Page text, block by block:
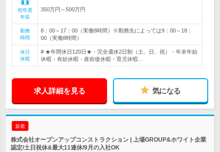
初年度
年収
350万円～500万円
勤務
時間
8：00～17：00（実働8時間）※勤務先によっては9：00～18：
00（実働8時間）
休日
休暇
# ★年間休日120日★・完全週休2日制（土、日、祝）・年末年始
休暇・有給休暇・産前後休暇・育児休暇…
求人詳細を見る 気になる
新着
株式会社オープンアップコンストラクション | 上場GROUP&ホワイト企業
認定/土日祝休&最大11連休/9月の入社OK